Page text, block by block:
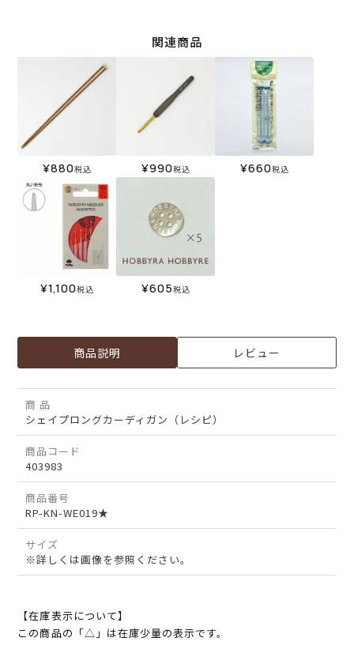
関連商品
¥880税込 ¥990税込 ¥660税込
¥1,100税込 ¥605税込
商品説明 レビュー
商 品
シェイプロングカーディガン（レシピ）
商品コード
403983
商品番号
RP-KN-WE019★
サイズ
※詳しくは画像を参照ください。
【在庫表示について】
この商品の「△」は在庫少量の表示です。